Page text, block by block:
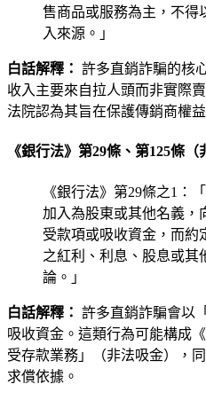
售商品或服務為主，不得
入來源。」
白話解釋： 許多直銷詐騙的核
收入主要來自拉人頭而非實際
法院認為其旨在保護傳銷商權
《銀行法》第29條、第125條（
《銀行法》第29條之1：
加入為股東或其他名義，
受款項或吸收資金，而約
之紅利、利息、股息或其
論。」
白話解釋： 許多直銷詐騙會以
吸收資金。這類行為可能構成
受存款業務」（非法吸金），
求償依據。